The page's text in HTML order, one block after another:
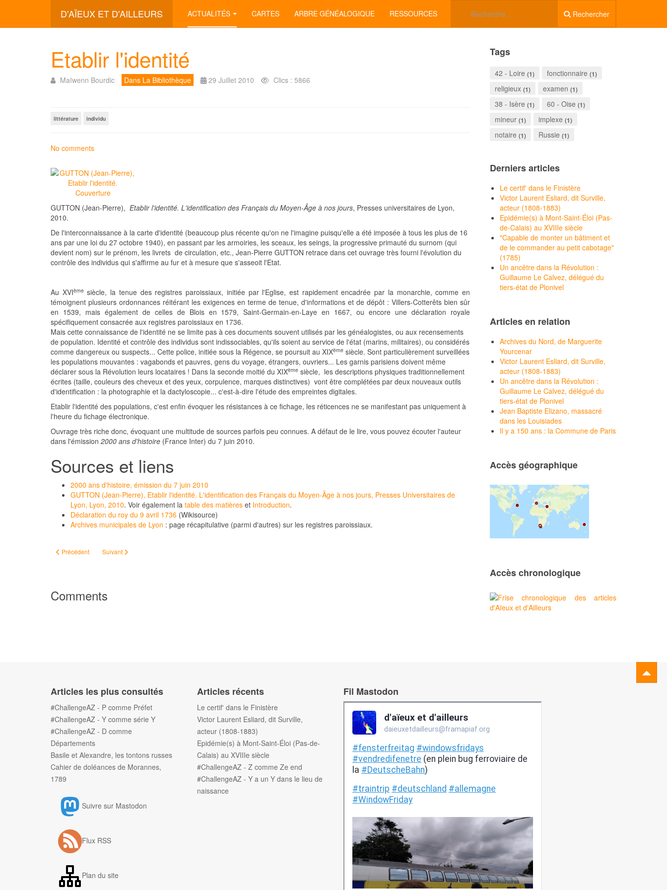
D'AÏEUX ET D'AILLEURS Rechercher
ACTUALITÉS CARTES ARBRE GÉNÉALOGIQUE RESSOURCES
Etablir l'identité
Maïwenn Bourdic Dans La Bibliothèque 29 Juillet 2010 Clics : 5866
littérature individu
No comments
GUTTON (Jean-Pierre), Etablir l'identité. L'identification des Français du Moyen-Âge à nos jours, Presses universitaires de Lyon,
2010.
De l'interconnaissance à la carte d'identité (beaucoup plus récente qu'on ne l'imagine puisqu'elle a été imposée à tous les plus de 16
ans par une loi du 27 octobre 1940), en passant par les armoiries, les sceaux, les seings, la progressive primauté du surnom (qui
devient nom) sur le prénom, les livrets de circulation, etc., Jean-Pierre GUTTON retrace dans cet ouvrage très fourni l'évolution du
contrôle des individus qui s'affirme au fur et à mesure que s'asseoit l'Etat.
Au XVIèmesiècle, la tenue des registres paroissiaux, initiée par l'Eglise, est rapidement encadrée par la monarchie, comme en
témoignent plusieurs ordonnances réitérant les exigences en terme de tenue, d'informations et de dépôt : Villers-Cotterêts bien sûr
en 1539, mais également de celles de Blois en 1579, Saint-Germain-en-Laye en 1667, ou encore une déclaration royale
spécifiquement consacrée aux registres paroissiaux en 1736.
Mais cette connaissance de l'identité ne se limite pas à ces documents souvent utilisés par les généalogistes, ou aux recensements
de population. Identité et contrôle des individus sont indissociables, qu'ils soient au service de l'état (marins, militaires), ou considérés
comme dangereux ou suspects... Cette police, initiée sous la Régence, se poursuit au XIXème siècle. Sont particulièrement surveillées
les populations mouvantes : vagabonds et pauvres, gens du voyage, étrangers, ouvriers... Les garnis parisiens doivent même
déclarer sous la Révolution leurs locataires ! Dans la seconde moitié du XIXème siècle, les descriptions physiques traditionnellement
écrites (taille, couleurs des cheveux et des yeux, corpulence, marques distinctives) vont être complétées par deux nouveaux outils
d'identification : la photographie et la dactyloscopie... c'est-à-dire l'étude des empreintes digitales.
Etablir l'identité des populations, c'est enfin évoquer les résistances à ce fichage, les réticences ne se manifestant pas uniquement à
l'heure du fichage électronique.
Ouvrage très riche donc, évoquant une multitude de sources parfois peu connues. A défaut de le lire, vous pouvez écouter l'auteur
dans l'émission 2000 ans d'histoire (France Inter) du 7 juin 2010.
Sources et liens
2000 ans d'histoire, émission du 7 juin 2010
GUTTON (Jean-Pierre), Etablir l'identité. L'identification des Français du Moyen-Âge à nos jours, Presses Universitaires de
Lyon, Lyon, 2010. Voir également la table des matières et Introduction.
Déclaration du roy du 9 avril 1736 (Wikisource)
Archives municipales de Lyon : page récapitulative (parmi d'autres) sur les registres paroissiaux.
Article précédent : Hervé Lossec, Les Bretonnismes
Précédent Article suivant : Les Ouvriers des deux mondes (table)
Suivant
Comments
Tags
42 - Loire (1) fonctionnaire (1)
religieux (1) examen (1)
38 - Isère (1) 60 - Oise (1)
mineur (1) implexe (1)
notaire (1) Russie (1)
Derniers articles
Le certif' dans le Finistère
Victor Laurent Esliard, dit Surville,
acteur (1808-1883)
Epidémie(s) à Mont-Saint-Éloi (Pas-
de-Calais) au XVIIIe siècle
"Capable de monter un bâtiment et
de le commander au petit cabotage"
(1785)
Un ancêtre dans la Révolution :
Guillaume Le Calvez, délégué du
tiers-état de Plonivel
Articles en relation
Archives du Nord, de Marguerite
Yourcenar
Victor Laurent Esliard, dit Surville,
acteur (1808-1883)
Un ancêtre dans la Révolution :
Guillaume Le Calvez, délégué du
tiers-état de Plonivel
Jean Baptiste Elizano, massacré
dans les Louisiades
Il y a 150 ans : la Commune de Paris
Accès géographique
Accès chronologique
Articles les plus consultés
#ChallengeAZ - P comme Préfet
#ChallengeAZ - Y comme série Y
#ChallengeAZ - D comme
Départements
Basile et Alexandre, les tontons russes
Cahier de doléances de Morannes,
1789
Suivre sur Mastodon
Flux RSS
Plan du site
Articles récents
Le certif' dans le Finistère
Victor Laurent Esliard, dit Surville,
acteur (1808-1883)
Epidémie(s) à Mont-Saint-Éloi (Pas-de-
Calais) au XVIIIe siècle
#ChallengeAZ - Z comme Ze end
#ChallengeAZ - Y a un Y dans le lieu de
naissance
Fil Mastodon